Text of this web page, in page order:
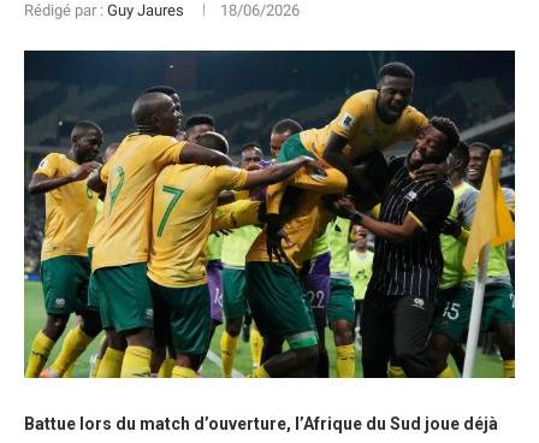
Rédigé par : Guy Jaures 18/06/2026
Battue lors du match d’ouverture, l’Afrique du Sud joue déjà